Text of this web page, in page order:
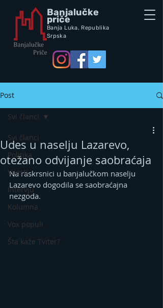
Banjalučke
priče
Banja Luka, Republika
Srpska
Post
Svi članci
Politika
Vijesti
Intervju
Kolumna
Vox populi
Šta kaže Tviter?
Svi članci
Udes u naselju Lazarevo,
otežano odvijanje saobraćaja
Na raskrsnici u banjalučkom naselju
Lazarevo dogodila se saobraćajna
nezgoda.